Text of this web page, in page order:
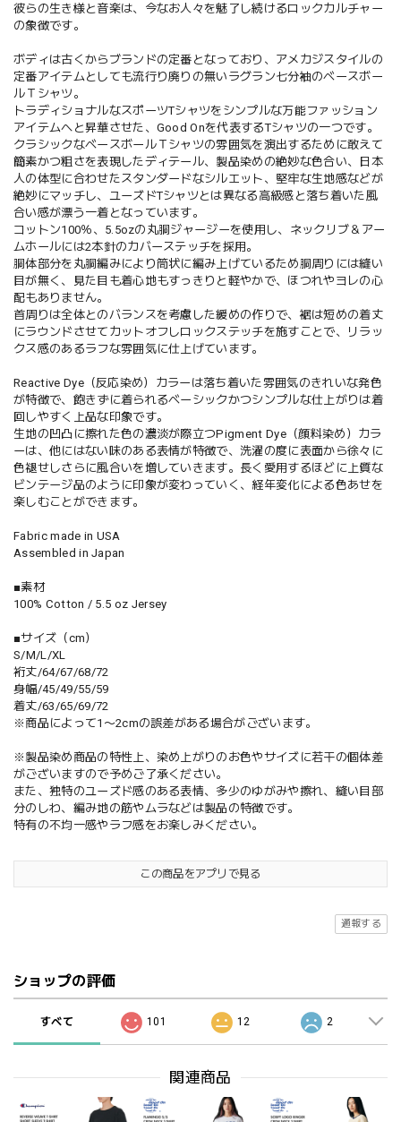
彼らの生き様と音楽は、今なお人々を魅了し続けるロックカルチャー
の象徴です。
ボディは古くからブランドの定番となっており、アメカジスタイルの
定番アイテムとしても流行り廃りの無いラグラン七分袖のベースボー
ルＴシャツ。
トラディショナルなスポーツTシャツをシンプルな万能ファッション
アイテムへと昇華させた、Good Onを代表するTシャツの一つです。
クラシックなベースボールＴシャツの雰囲気を演出するために敢えて
簡素かつ粗さを表現したディテール、製品染めの絶妙な色合い、日本
人の体型に合わせたスタンダードなシルエット、堅牢な生地感などが
絶妙にマッチし、ユーズドTシャツとは異なる高級感と落ち着いた風
合い感が漂う一着となっています。
コットン100％、5.5ozの丸胴ジャージーを使用し、ネックリブ＆アー
ムホールには2本針のカバーステッチを採用。
胴体部分を丸胴編みにより筒状に編み上げているため胴周りには縫い
目が無く、見た目も着心地もすっきりと軽やかで、ほつれやヨレの心
配もありません。
首周りは全体とのバランスを考慮した緩めの作りで、裾は短めの着丈
にラウンドさせてカットオフしロックステッチを施すことで、リラッ
クス感のあるラフな雰囲気に仕上げています。
Reactive Dye（反応染め）カラーは落ち着いた雰囲気のきれいな発色
が特徴で、飽きずに着られるベーシックかつシンプルな仕上がりは着
回しやすく上品な印象です。
生地の凹凸に擦れた色の濃淡が際立つPigment Dye（顔料染め）カラ
ーは、他にはない味のある表情が特徴で、洗濯の度に表面から徐々に
色褪せしさらに風合いを増していきます。長く愛用するほどに上質な
ビンテージ品のように印象が変わっていく、経年変化による色あせを
楽しむことができます。
Fabric made in USA
Assembled in Japan
■素材
100% Cotton / 5.5 oz Jersey
■サイズ（cm）
S/M/L/XL
裄丈/64/67/68/72
身幅/45/49/55/59
着丈/63/65/69/72
※商品によって1〜2cmの誤差がある場合がございます。
※製品染め商品の特性上、染め上がりのお色やサイズに若干の個体差
がございますので予めご了承ください。
また、独特のユーズド感のある表情、多少のゆがみや擦れ、縫い目部
分のしわ、編み地の筋やムラなどは製品の特徴です。
特有の不均一感やラフ感をお楽しみください。
この商品をアプリで見る
通報する
ショップの評価
すべて 101 12 2
関連商品